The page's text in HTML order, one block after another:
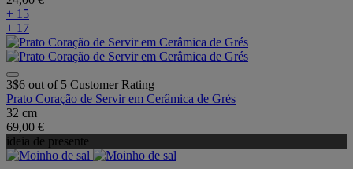
+ 15
+ 17
3$6 out of 5 Customer Rating
Prato Coração de Servir em Cerâmica de Grés
32 cm
69,00 €
ideia de presente